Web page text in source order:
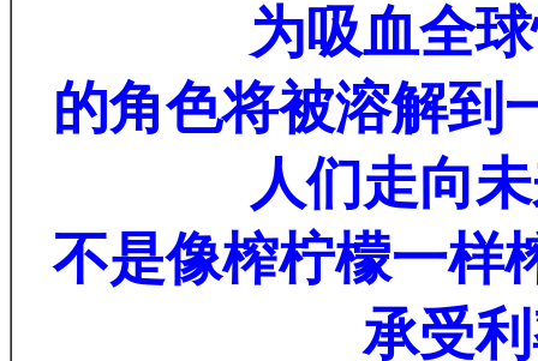
为吸血全
的角色将被溶解到
人们走向
不是像榨柠檬一样
承受